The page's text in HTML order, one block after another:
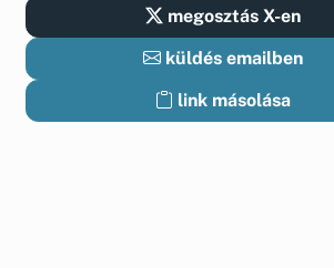
megosztás X-en
küldés emailben
link másolása